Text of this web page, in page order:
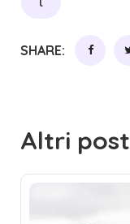
SHARE:
Altri post